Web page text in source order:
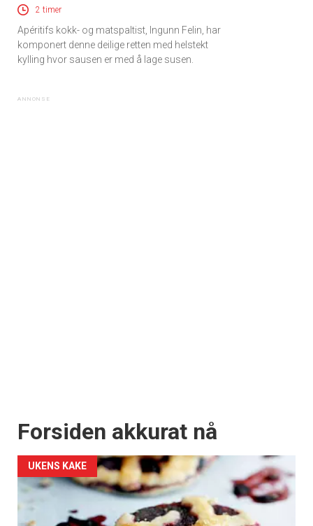
2 timer
Apéritifs kokk- og matspaltist, Ingunn Felin, har
komponert denne deilige retten med helstekt
kylling hvor sausen er med å lage susen.
Forsiden akkurat nå
UKENS KAKE